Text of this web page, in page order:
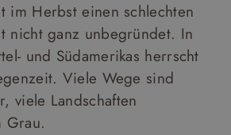
im Herbst einen schlechten
nicht ganz unbegründet. In
und Südamerikas herrscht
Viele Wege sind
viele Landschaften
Grau.